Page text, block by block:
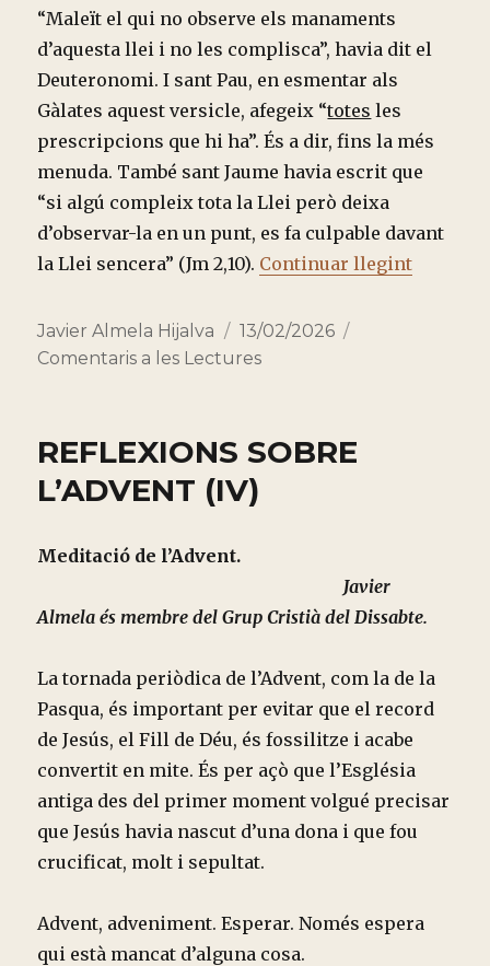
“Maleït el qui no observe els manaments
d’aquesta llei i no les complisca”, havia dit el
Deuteronomi. I sant Pau, en esmentar als
Gàlates aquest versicle, afegeix “totes les
prescripcions que hi ha”. És a dir, fins la més
menuda. També sant Jaume havia escrit que
“si algú compleix tota la Llei però deixa
d’observar-la en un punt, es fa culpable davant
la Llei sencera” (Jm 2,10). Continuar llegint“TRES
Autor
Javier Almela Hijalva
Publicado
el
13/02/2026
Comentaris a les Lectures
REFLEXIONS SOBRE
L’ADVENT (IV)
Meditació de l’Advent.
Javier
Almela és membre del Grup Cristià del Dissabte.
La tornada periòdica de l’Advent, com la de la
Pasqua, és important per evitar que el record
de Jesús, el Fill de Déu, és fossilitze i acabe
convertit en mite. És per açò que l’Església
antiga des del primer moment volgué precisar
que Jesús havia nascut d’una dona i que fou
crucificat, molt i sepultat.
Advent, adveniment. Esperar. Només espera
qui està mancat d’alguna cosa.